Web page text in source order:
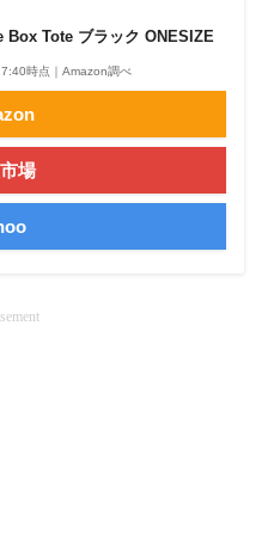
Box Tote ブラック ONESIZE
時点｜Amazon調べ
場